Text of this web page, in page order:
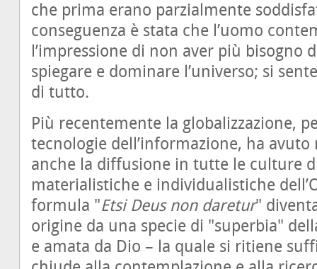
che prima erano parzialmente
conseguenza è stata che l’uomo
l’impressione di non aver più bisogno
spiegare e dominare l’universo; si
di tutto.
Più recentemente la globalizzazione,
tecnologie dell’informazione, ha
anche la diffusione in tutte le culture
materialistiche e individualistiche
formula "Etsi Deus non daretur"
origine da una specie di "superbia"
e amata da Dio – la quale si ritiene